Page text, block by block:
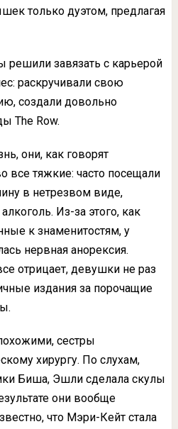
только дуэтом, предлагая
решили завязать с карьерой
раскручивали свою
создали довольно
The Row.
они, как говорят
все тяжкие: часто посещали
в нетрезвом виде,
Из-за этого, как
к знаменитостям, у
нервная анорексия.
отрицает, девушки не раз
издания за порочащие
сестры
хирургу. По слухам,
Биша, Эшли сделала скулы
они вообще
что Мэри-Кейт стала